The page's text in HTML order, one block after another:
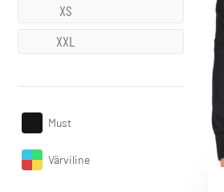
XS
XXL
Must
Värviline